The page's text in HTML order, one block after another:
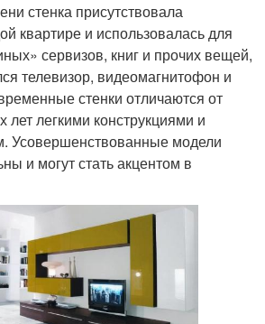
стенка присутствовала
квартире и использовалась для
сервизов, книг и прочих вещей,
телевизор, видеомагнитофон и
стенки отличаются от
легкими конструкциями и
Усовершенствованные модели
и могут стать акцентом в